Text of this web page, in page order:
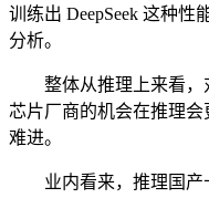
训练出 DeepSeek 这种
分析。
整体从推理上来看，
芯片厂商的机会在推理
难进。
业内看来，推理国产